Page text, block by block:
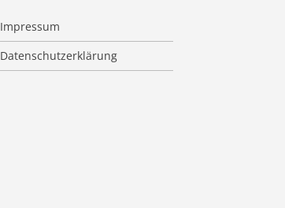
Impressum
Datenschutzerklärung